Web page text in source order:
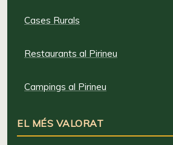
Cases Rurals
Restaurants al Pirineu
Campings al Pirineu
EL MÉS VALORAT